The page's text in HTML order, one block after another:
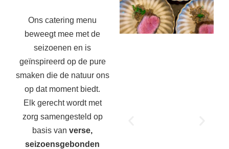
Ons catering menu
beweegt mee met de
seizoenen en is
geïnspireerd op de pure
smaken die de natuur ons
op dat moment biedt.
Elk gerecht wordt met
zorg samengesteld op
basis van verse,
seizoensgebonden